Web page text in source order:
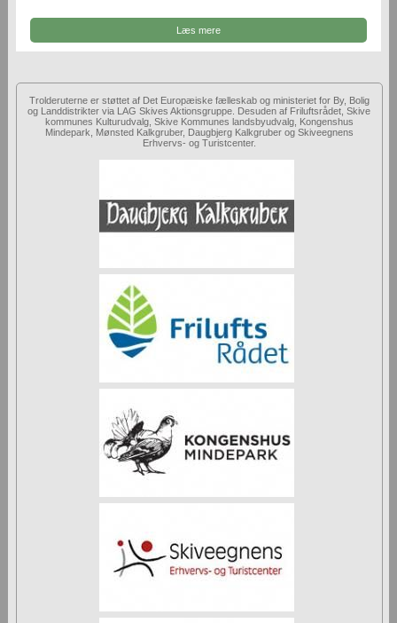
Læs mere
Trolderuterne er støttet af Det Europæiske fælleskab og ministeriet for By, Bolig
og Landdistrikter via LAG Skives Aktionsgruppe. Desuden af Friluftsrådet, Skive
kommunes Kulturudvalg, Skive Kommunes landsbyudvalg, Kongenshus
Mindepark, Mønsted Kalkgruber, Daugbjerg Kalkgruber og Skiveegnens
Erhvervs- og Turistcenter.